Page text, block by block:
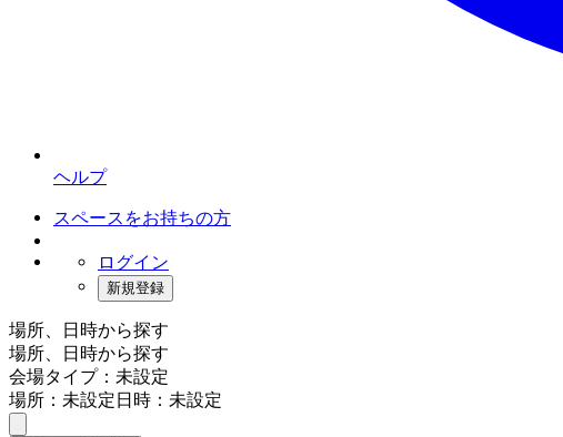
ヘルプ
スペースをお持ちの方
ログイン
新規登録
場所、日時から探す
場所、日時から探す
会場タイプ：未設定
場所：未設定日時：未設定